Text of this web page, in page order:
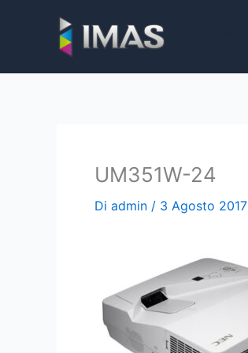
contenuto
UM351W-24
Di admin / 3 Agosto 2017